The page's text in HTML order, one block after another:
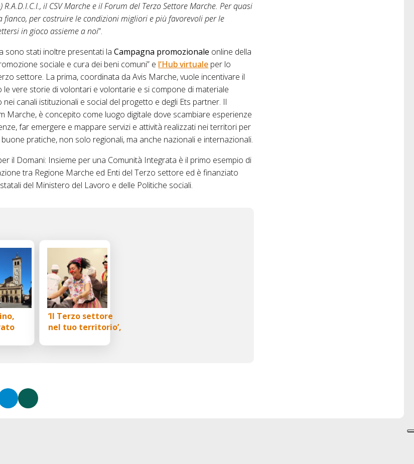
il CSV Marche e il Forum del Terzo Settore Marche. Per quasi
per costruire le condizioni migliori e più favorevoli per le
in gioco assieme a noi”.
sono stati inoltre presentati laCampagna promozionale online della
sociale e cura dei beni comuni” e l’Hub virtuale per lo
settore. La prima, coordinata da Avis Marche, vuole incentivare il
vere storie di volontari e volontarie e si compone di materiale
canali istituzionali e social del progetto e degli Ets partner. Il
Marche, è concepito come luogo digitale dove scambiare esperienze
far emergere e mappare servizi e attività realizzati nei territori per
pratiche, non solo regionali, ma anche nazionali e internazionali.
il Domani: Insieme per una Comunità Integrata è il primo esempio di
tra Regione Marche ed Enti del Terzo settore ed è finanziato
del Ministero del Lavoro e delle Politiche sociali.
‘Il Terzo settore
nel tuo territorio’,